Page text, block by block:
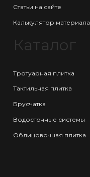
Статьи на сайте
Калькулятор материала
Каталог
Тротуарная плитка
Тактильная плитка
Брусчатка
Водосточные системы
Облицовочная плитка